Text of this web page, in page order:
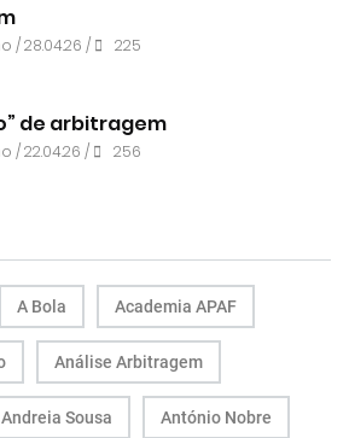
/ 28.04.26 / 225
de arbitragem
/ 22.04.26 / 256
A Bola Academia APAF
Análise Arbitragem
Andreia Sousa António Nobre